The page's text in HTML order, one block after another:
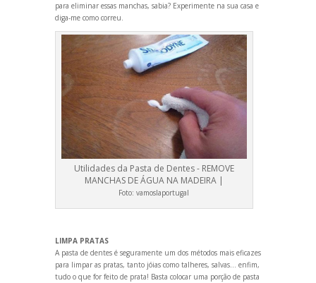
para eliminar essas manchas, sabia? Experimente na sua casa e
diga-me como correu.
Utilidades da Pasta de Dentes - REMOVE
MANCHAS DE ÁGUA NA MADEIRA |
Foto:vamoslaportugal
LIMPA PRATAS
A pasta de dentes é seguramente um dos métodos mais eficazes
para limpar as pratas, tanto jóias como talheres, salvas... enfim,
tudo o que for feito de prata! Basta colocar uma porção de pasta